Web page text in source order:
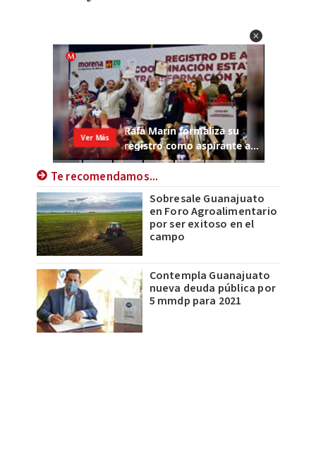
Te recomendamos...
Sobresale Guanajuato
en Foro Agroalimentario
por ser exitoso en el
campo
Contempla Guanajuato
nueva deuda pública por
5 mmdp para 2021